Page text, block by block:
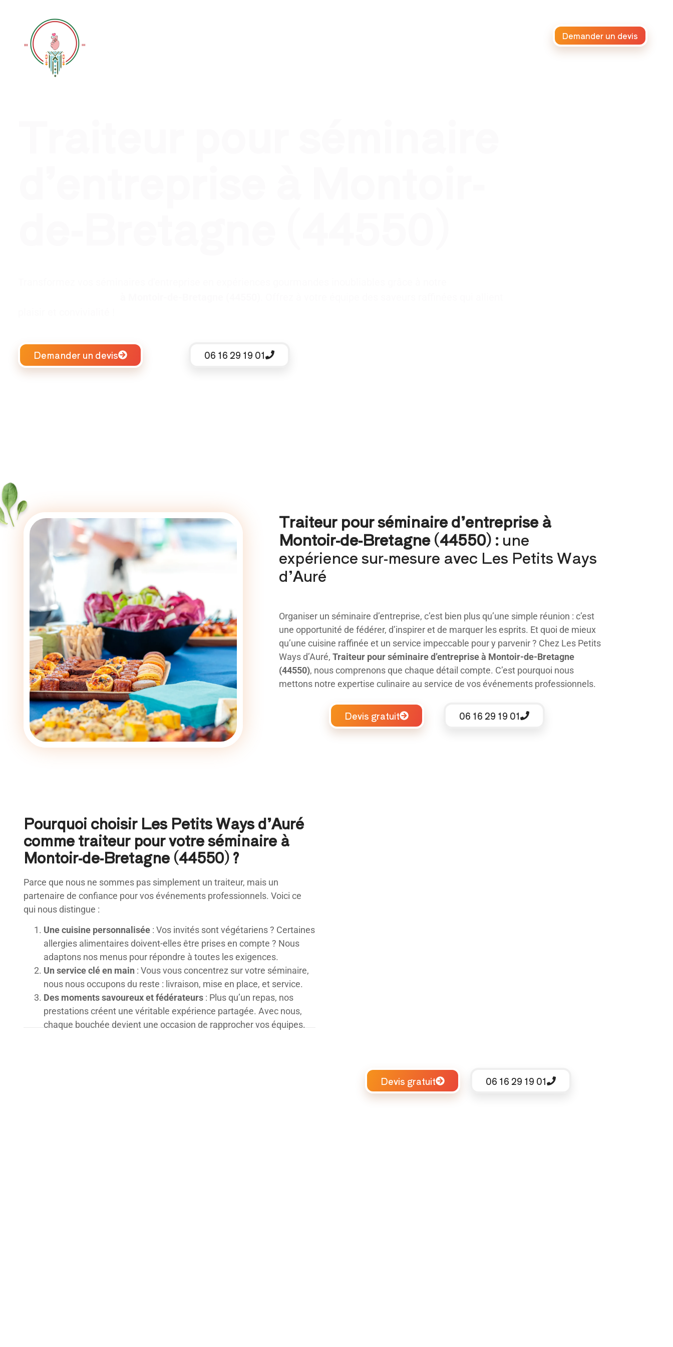
Demander un devis
Demander un devis 06 16 29 19 01
Traiteur pour séminaire d’entreprise à
Montoir-de-Bretagne (44550) :une
expérience sur-mesure avec Les Petits Ways
d’Auré
Organiser un séminaire d’entreprise, c’est bien plus qu’une simple réunion : c’est
une opportunité de fédérer, d’inspirer et de marquer les esprits. Et quoi de mieux
qu’une cuisine raffinée et un service impeccable pour y parvenir ? Chez Les Petits
Ways d’Auré, Traiteur pour séminaire d’entreprise à Montoir-de-Bretagne
(44550), nous comprenons que chaque détail compte. C’est pourquoi nous
mettons notre expertise culinaire au service de vos événements professionnels.
Devis gratuit 06 16 29 19 01
Pourquoi choisir Les Petits Ways d’Auré
comme traiteur pour votre séminaire à
Montoir-de-Bretagne (44550) ?
Parce que nous ne sommes pas simplement un traiteur, mais un
partenaire de confiance pour vos événements professionnels. Voici ce
qui nous distingue :
Une cuisine personnalisée : Vos invités sont végétariens ? Certaines
allergies alimentaires doivent-elles être prises en compte ? Nous
adaptons nos menus pour répondre à toutes les exigences.
Un service clé en main : Vous vous concentrez sur votre séminaire,
nous nous occupons du reste : livraison, mise en place, et service.
Des moments savoureux et fédérateurs : Plus qu’un repas, nos
prestations créent une véritable expérience partagée. Avec nous,
chaque bouchée devient une occasion de rapprocher vos équipes.
Devis gratuit 06 16 29 19 01